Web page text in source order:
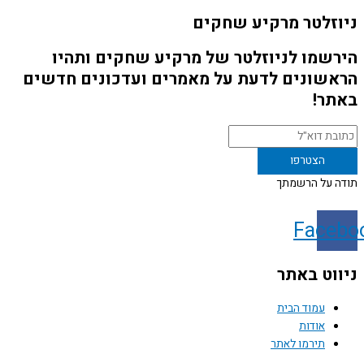
מרקיע שחקים
לניוזלטר של מרקיע שחקים ותהיו
לדעת על מאמרים ועדכונים חדשים
על הרשמתך
באתר
עמוד הבית
אודות
תירמו לאתר